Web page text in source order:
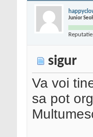
Junior
sigur
Va voi
sa pot